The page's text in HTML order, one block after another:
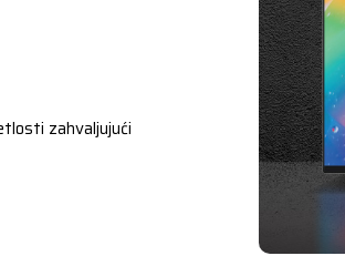
zahvaljujući